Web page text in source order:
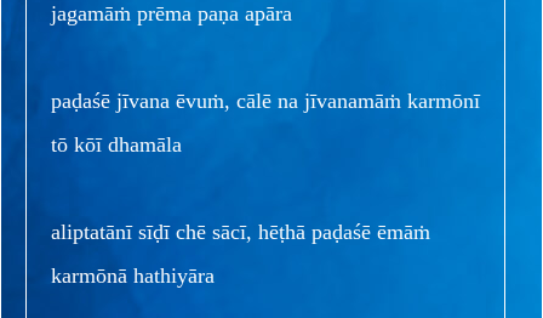
jagamāṁ prēma paṇa apāra
paḍaśē jīvana ēvuṁ, cālē na jīvanamāṁ karmōnī
tō kōī dhamāla
aliptatānī sīḍī chē sācī, hēṭhā paḍaśē ēmāṁ
karmōnā hathiyāra